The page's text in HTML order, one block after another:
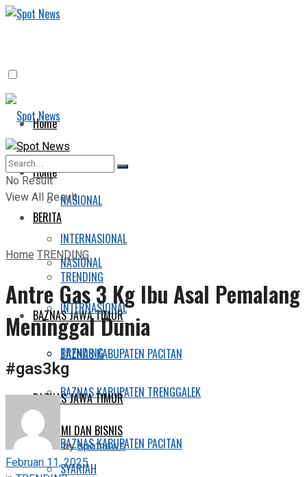
Home
BERITA
NASIONAL
INTERNASIONAL
TRENDING
BAZNAS JAWA TIMUR
BAZNAS KABUPATEN PACITAN
BAZNAS KABUPATEN TRENGGALEK
EKONOMI DAN BISNIS
SYARIAH
Home
BERITA
NASIONAL
INTERNASIONAL
TRENDING
BAZNAS JAWA TIMUR
BAZNAS KABUPATEN PACITAN
No Result
View All Result
HomeTRENDING
Antre Gas 3 Kg Ibu Asal Pemalang
Meninggal Dunia
#gas3kg
byspotnews
Februari 11, 2025